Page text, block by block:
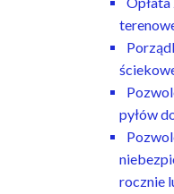
pyłów
rocznie